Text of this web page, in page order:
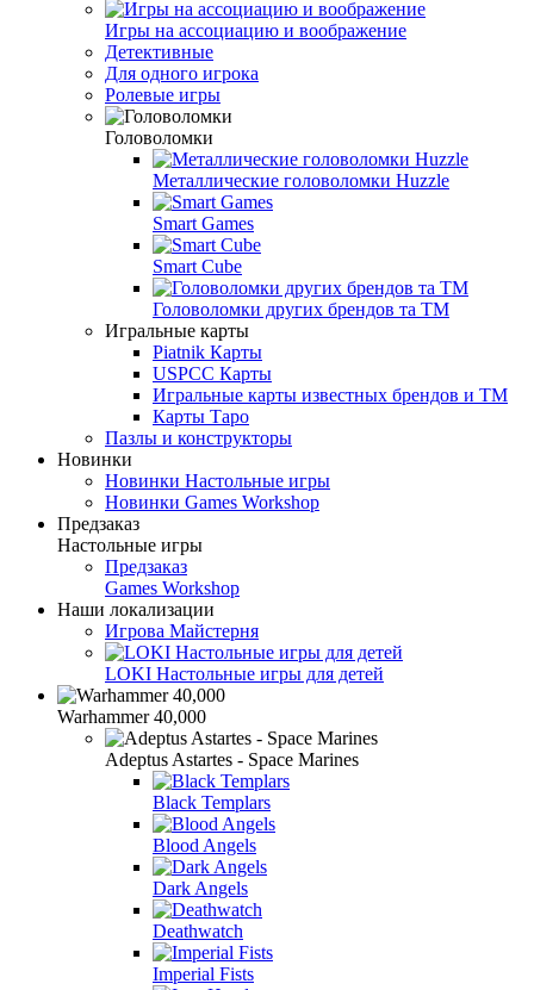
Игры на ассоциацию и воображение
Детективные
Для одного игрока
Ролевые игры
Головоломки
Металлические головоломки Huzzle
Smart Games
Smart Cube
Головоломки других брендов та ТМ
Игральные карты
Piatnik Карты
USPCC Карты
Игральные карты известных брендов и ТМ
Карты Таро
Пазлы и конструкторы
Новинки
Новинки Настольные игры
Новинки Games Workshop
Предзаказ
Настольные игры
Предзаказ
Games Workshop
Наши локализации
Игрова Майстерня
LOKI Настольные игры для детей
Warhammer 40,000
Adeptus Astartes - Space Marines
Black Templars
Blood Angels
Dark Angels
Deathwatch
Imperial Fists